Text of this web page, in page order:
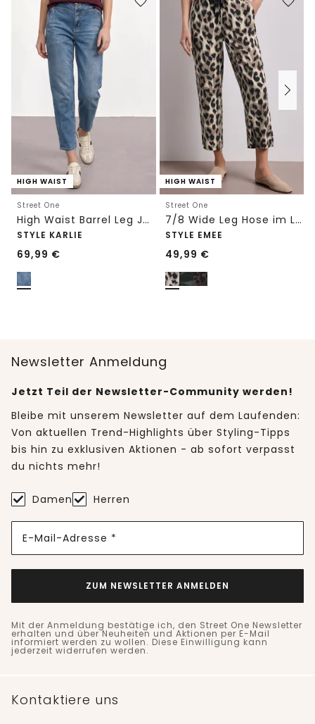
HIGH WAIST
Street One
High Waist Barrel Leg Jeans im Loose Fit
STYLE KARLIE
69,99 €
HIGH WAIST
Street One
7/8 Wide Leg Hose im Loose Fit mit Print
STYLE EMEE
49,99 €
Newsletter Anmeldung
Jetzt Teil der Newsletter-Community werden!
Bleibe mit unserem Newsletter auf dem Laufenden:
Von aktuellen Trend-Highlights über Styling-Tipps
bis hin zu exklusiven Aktionen - ab sofort verpasst
du nichts mehr!
Damen Herren
E-Mail-Adresse *
ZUM NEWSLETTER ANMELDEN
Mit der Anmeldung bestätige ich, den Street One Newsletter
erhalten und über Neuheiten und Aktionen per E-Mail
informiert werden zu wollen. Diese Einwilligung kann
jederzeit widerrufen werden.
Kontaktiere uns